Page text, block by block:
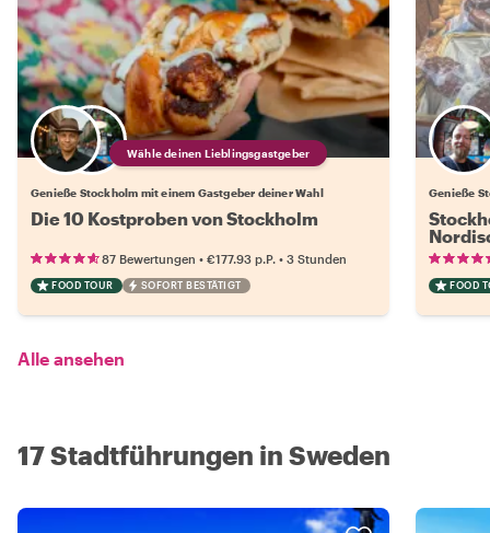
Wähle deinen Lieblingsgastgeber
Genieße Stockholm mit einem Gastgeber deiner Wahl
Die 10 Kostproben von Stockholm
87 Bewertungen • €177.93 p.P. • 3 Stunden
FOOD TOUR SOFORT BESTÄTIGT
Genieße
FOOD
Alle ansehen
17 Stadtführungen in Sweden